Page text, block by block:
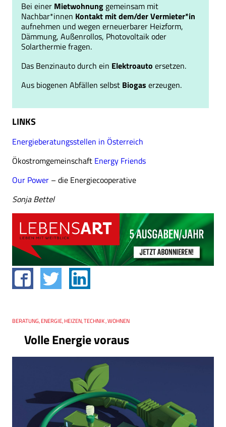
Bei einer Mietwohnung gemeinsam mit
Nachbar*innen Kontakt mit dem/der Vermieter*in
aufnehmen und wegen erneuerbarer Heizform,
Dämmung, Außenrollos, Photovoltaik oder
Solarthermie fragen.
Das Benzinauto durch ein Elektroauto ersetzen.
Aus biogenen Abfällen selbst Biogas erzeugen.
LINKS
Energieberatungsstellen in Österreich
Ökostromgemeinschaft Energy Friends
Our Power – die Energiecooperative
Sonja Bettel
Volle Energie voraus
Thema
BERATUNG, ENERGIE, HEIZEN, TECHNIK , WOHNEN